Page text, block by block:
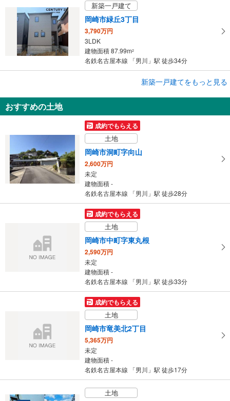
新築一戸建て
岡崎市緑丘3丁目
3,790万円
3LDK
建物面積 87.99m2
名鉄名古屋本線 「男川」駅 徒歩34分
岡崎市竜美北1丁目
3LDK
建物面積 96.48m2
名鉄名古屋本線 「男川」駅 徒歩19分
新築一戸建てをもっと見る
おすすめの土地
成約でもらえる
土地
岡崎市洞町字向山
2,600万円
未定
建物面積 -
名鉄名古屋本線 「男川」駅 徒歩28分
成約でもらえる
土地
岡崎市中町字東丸根
2,590万円
未定
建物面積 -
名鉄名古屋本線 「男川」駅 徒歩33分
成約でもらえる
土地
岡崎市竜美北2丁目
5,365万円
未定
建物面積 -
名鉄名古屋本線 「男川」駅 徒歩17分
土地